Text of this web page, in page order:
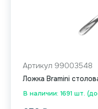
В наличии: 1691 шт.
Артикул 99003548
Ложка Bramini